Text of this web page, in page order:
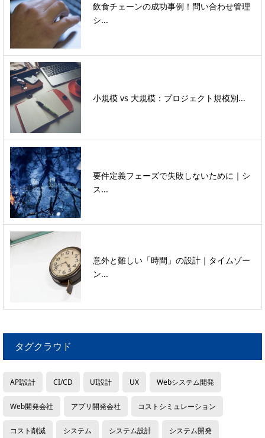
飲食チェーンの成功事例！問い合わせ管理
シ...
小規模 vs 大規模：プロジェクト規模別...
要件定義フェーズで失敗しないために｜シ
ス...
意外と難しい「時間」の設計｜タイムゾー
ン...
タグクラウド
API設計 CI/CD UI設計 UX Webシステム開発
Web開発会社 アプリ開発会社 コストシミュレーション
コスト削減 システム システム設計 システム開発